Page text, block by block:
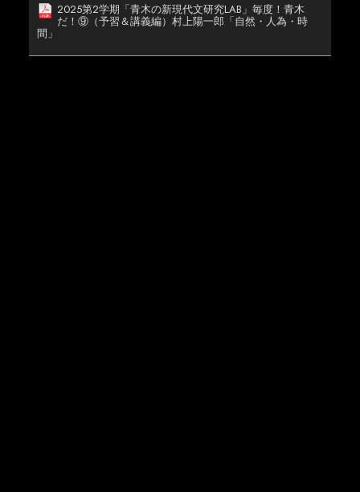
2025第2学期「青木の新現代文研究LAB」毎度！青木
だ！⑨（予習＆講義編）村上陽一郎「自然・人為・時
間」